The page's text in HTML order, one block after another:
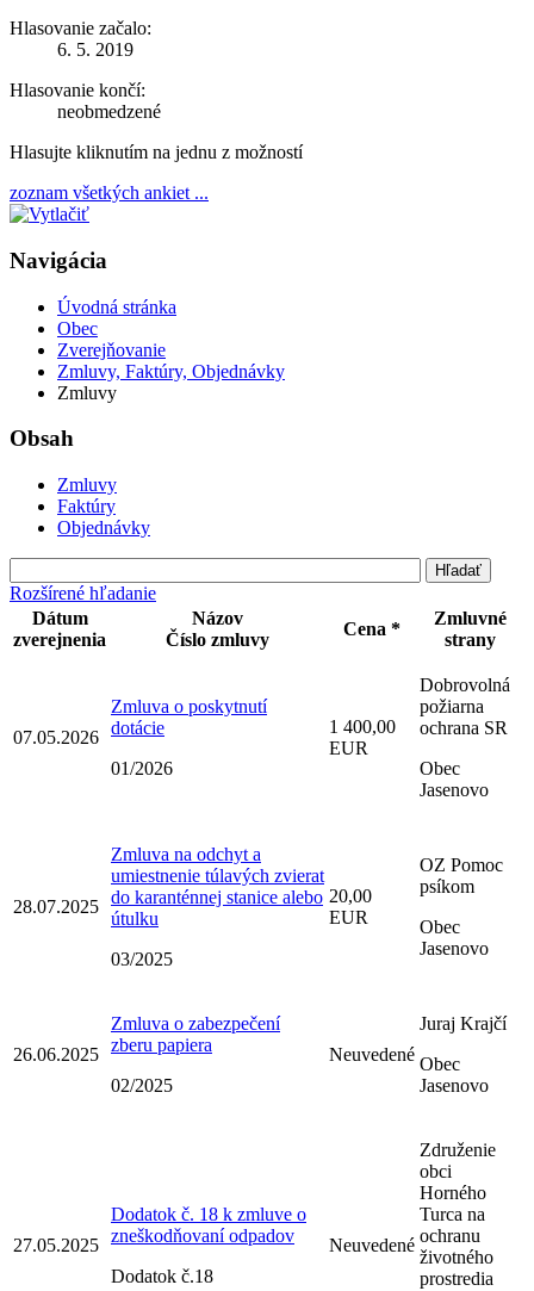
Hlasovanie začalo:
6. 5. 2019
Hlasovanie končí:
neobmedzené
Hlasujte kliknutím na jednu z možností
zoznam všetkých ankiet ...
Navigácia
Úvodná stránka
Obec
Zverejňovanie
Zmluvy, Faktúry, Objednávky
Zmluvy
Obsah
Zmluvy
Faktúry
Objednávky
Rozšírené hľadanie
Dátum
zverejnenia
Názov
Číslo zmluvy
Cena *
Zmluvné
strany
07.05.2026
Zmluva o poskytnutí
dotácie
01/2026
1 400,00
EUR
Dobrovolná
požiarna
ochrana SR
Obec
Jasenovo
28.07.2025
Zmluva na odchyt a
umiestnenie túlavých zvierat
do karanténnej stanice alebo
útulku
03/2025
20,00
EUR
OZ Pomoc
psíkom
Obec
Jasenovo
26.06.2025
Zmluva o zabezpečení
zberu papiera
02/2025
Neuvedené
Juraj Krajčí
Obec
Jasenovo
27.05.2025
Dodatok č. 18 k zmluve o
zneškodňovaní odpadov
Dodatok č.18
Neuvedené
Združenie
obci
Horného
Turca na
ochranu
životného
prostredia